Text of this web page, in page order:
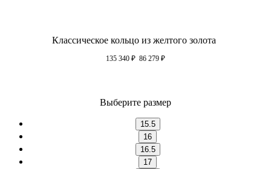
Классическое кольцо из желтого золота
135 340 ₽ 86 279 ₽
Выберите размер
15.5
16
16.5
17